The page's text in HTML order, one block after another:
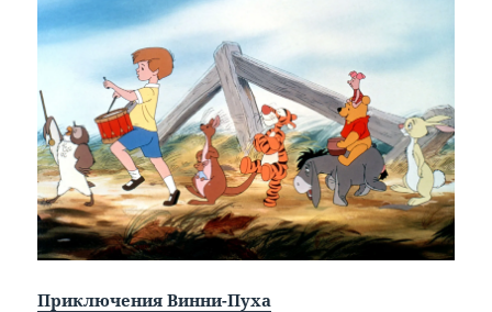
Приключения Винни-Пуха